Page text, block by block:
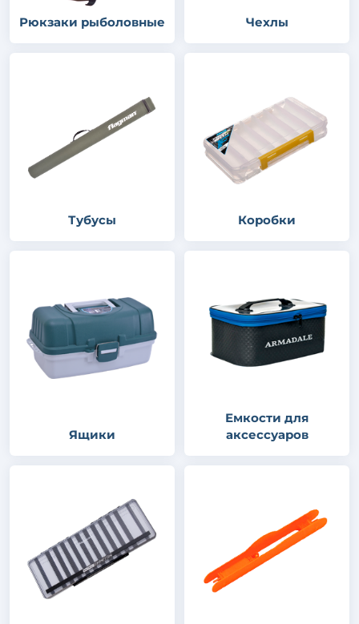
Рюкзаки рыболовные Чехлы
Тубусы Коробки
Ящики
Емкости для
аксессуаров